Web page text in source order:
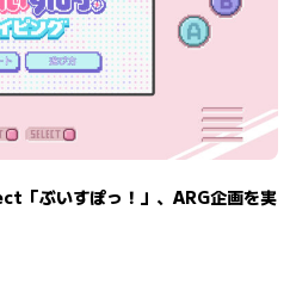
ぶいすぽっ！」、ARG企画を実